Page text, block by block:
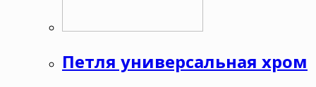
Петля универсальная хром